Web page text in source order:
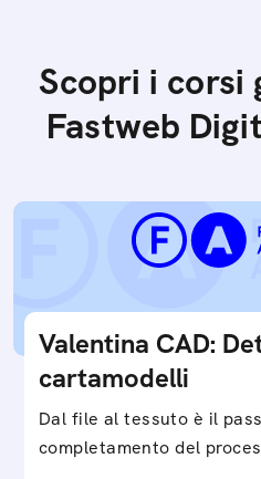
Scopri i
Fastweb
Valentina CAD:
cartamodelli
Dal file al tessuto è il
completamento del